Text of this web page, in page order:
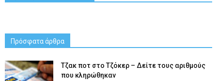
Πρόσφατα άρθρα
Tζακ ποτ στο Τζόκερ – Δείτε τους αριθμούς
που κληρώθηκαν